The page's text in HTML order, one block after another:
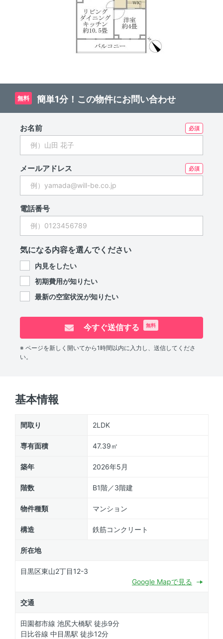
無料 簡単1分！この物件にお問い合わせ
お名前
メールアドレス
電話番号
気になる内容を選んでください
内見をしたい
初期費用が知りたい
最新の空室状況が知りたい
今すぐ送信する 無料
※ ページを新しく開いてから1時間以内に入力し、送信してくださ
い。
基本情報
間取り 2LDK
専有面積 47.39㎡
築年 2026年5月
階数 B1階／3階建
物件種類 マンション
構造 鉄筋コンクリート
所在地
目黒区東山2丁目12-3
Google Mapで見る
交通
田園都市線 池尻大橋駅 徒歩9分
日比谷線 中目黒駅 徒歩12分